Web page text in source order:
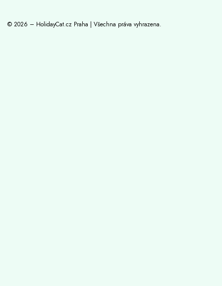
© 2026 – HolidayCat.cz Praha | Všechna práva vyhrazena.